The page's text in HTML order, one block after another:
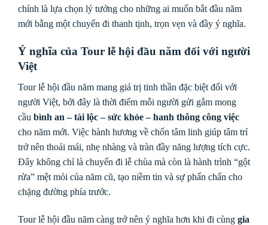
chính là lựa chọn lý tưởng cho những ai muốn bắt đầu năm
mới bằng một chuyến đi thanh tịnh, trọn vẹn và đầy ý nghĩa.
Ý nghĩa của Tour lễ hội đầu năm đối với người
Việt
Tour lễ hội đầu năm mang giá trị tinh thần đặc biệt đối với
người Việt, bởi đây là thời điểm mỗi người gửi gắm mong
cầu bình an – tài lộc – sức khỏe – hanh thông công việc
cho năm mới. Việc hành hương về chốn tâm linh giúp tâm trí
trở nên thoải mái, nhẹ nhàng và tràn đầy năng lượng tích cực.
Đây không chỉ là chuyến đi lễ chùa mà còn là hành trình “gột
rửa” mệt mỏi của năm cũ, tạo niềm tin và sự phấn chấn cho
chặng đường phía trước.
Tour lễ hội đầu năm càng trở nên ý nghĩa hơn khi đi cùng gia